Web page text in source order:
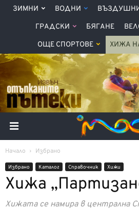
ЗИМНИ ВОДНИ
ГРАДСКИ БЯГАНЕ
ОЩЕ СПОРТОВЕ ХИЖА
Начало Избрано
Избрано Каталог Справочник Хижи
Хижа
Хижата се намира в централна